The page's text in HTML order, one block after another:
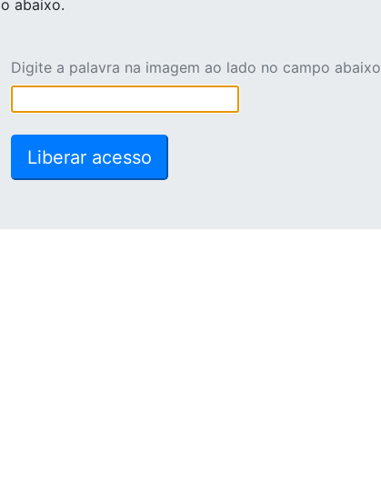
abaixo.
Digite a palavra na imagem ao lado no campo abaixo